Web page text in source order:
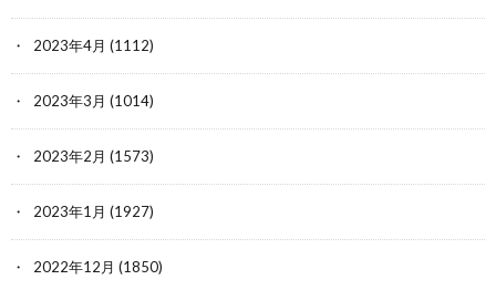
2023年4月 (1112)
2023年3月 (1014)
2023年2月 (1573)
2023年1月 (1927)
2022年12月 (1850)